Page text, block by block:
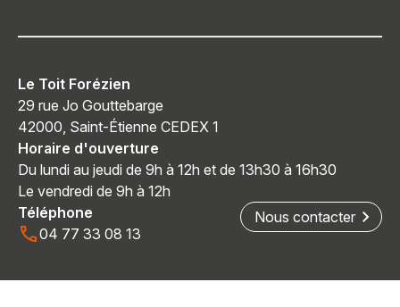
Le Toit Forézien
29 rue Jo Gouttebarge
42000, Saint-Étienne CEDEX 1
Horaire d'ouverture
Du lundi au jeudi de 9h à 12h et de 13h30 à 16h30
Le vendredi de 9h à 12h
Téléphone
04 77 33 08 13
Nous contacter